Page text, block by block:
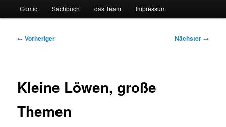
Comic Sachbuch das Team Impressum
Beitragsnavigation
← Vorheriger Nächster →
Kleine Löwen, große
Themen